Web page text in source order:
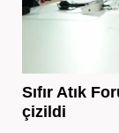
Sıfır Atık
çizildi